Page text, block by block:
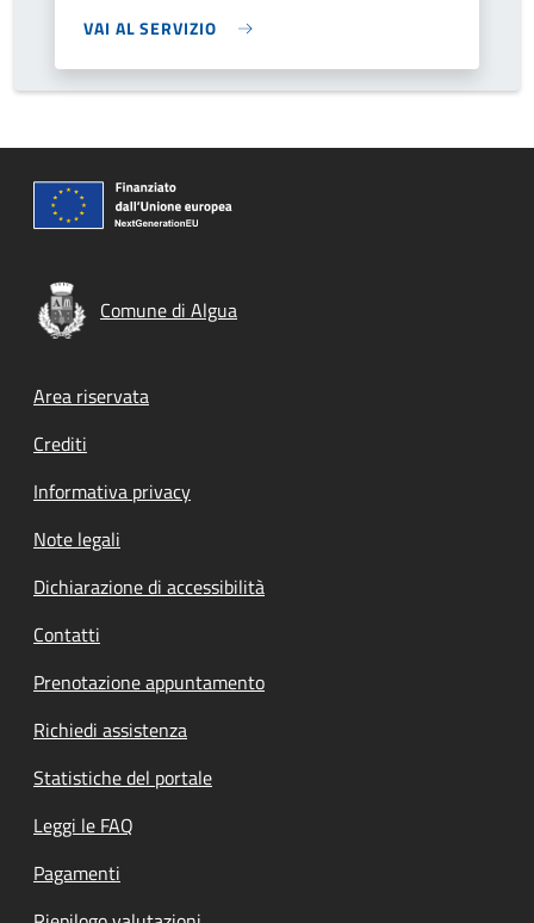
VAI AL SERVIZIO
Comune di Algua
Footer menu
Area riservata
Crediti
Informativa privacy
Note legali
Dichiarazione di accessibilità
Contatti
Prenotazione appuntamento
Richiedi assistenza
Statistiche del portale
Leggi le FAQ
Pagamenti